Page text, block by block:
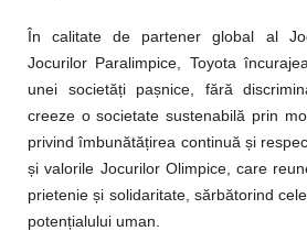
În calitate de partener global al
Jocurilor Paralimpice, Toyota
unei societăți pașnice, fără
creeze o societate sustenabilă prin
privind îmbunătățirea continuă și
și valorile Jocurilor Olimpice, care
prietenie și solidaritate, sărbătorind
potențialului uman.